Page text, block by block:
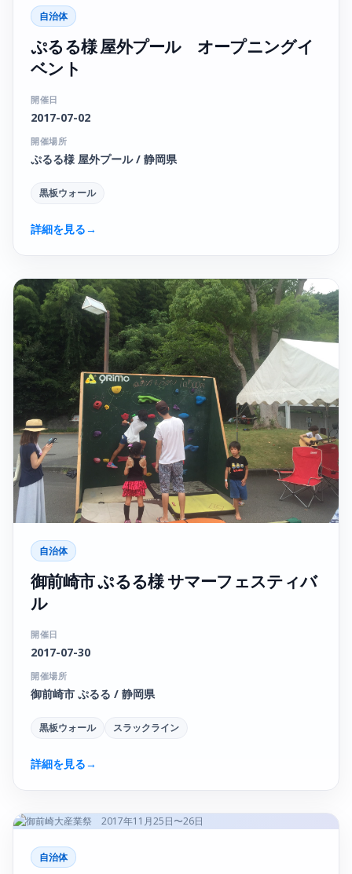
自治体
ぷるる様 屋外プール オープニングイ
ベント
開催日
2017-07-02
開催場所
ぷるる様 屋外プール / 静岡県
黒板ウォール
詳細を見る→
自治体
御前崎市 ぷるる様 サマーフェスティバ
ル
開催日
2017-07-30
開催場所
御前崎市 ぷるる / 静岡県
黒板ウォール スラックライン
詳細を見る→
自治体